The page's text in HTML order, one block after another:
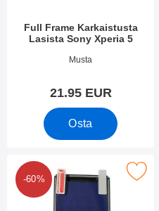
Full Frame Karkaistusta
Lasista Sony Xperia 5
Tuote.nro 33666
Musta
21.95 EUR
Osta
-60%
kappaleen